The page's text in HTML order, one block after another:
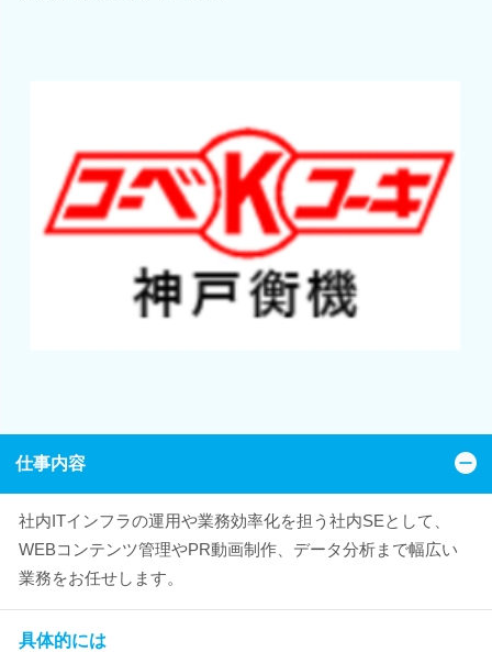
仕事内容
社内ITインフラの運用や業務効率化を担う社内SEとして、
WEBコンテンツ管理やPR動画制作、データ分析まで幅広い
業務をお任せします。
具体的には